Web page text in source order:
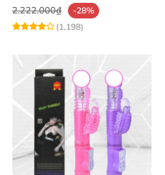
2.222.000₫
-28%
(1,198)